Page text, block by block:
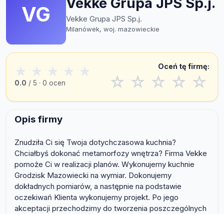
VG Vekke Grupa JPS Sp.j.
Milanówek, woj. mazowieckie
★ ★ ★ ★ ★
0.0 / 5 · 0 ocen
Oceń tę firmę:
☆ ☆ ☆ ☆ ☆
Opis firmy
Znudziła Ci się Twoja dotychczasowa kuchnia?
Chciałbyś dokonać metamorfozy wnętrza? Firma Vekke
pomoże Ci w realizacji planów. Wykonujemy kuchnie
Grodzisk Mazowiecki na wymiar. Dokonujemy
dokładnych pomiarów, a następnie na podstawie
oczekiwań Klienta wykonujemy projekt. Po jego
akceptacji przechodzimy do tworzenia poszczególnych